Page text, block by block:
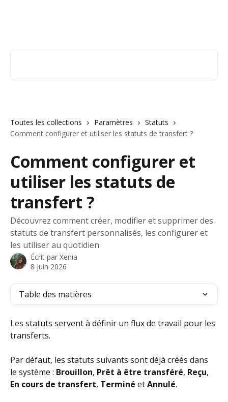
Toutes les collections Paramètres
Statuts
Comment configurer et utiliser les statuts de transfert ?
Comment configurer et
utiliser les statuts de
transfert ?
Découvrez comment créer, modifier et supprimer des
statuts de transfert personnalisés, les configurer et
les utiliser au quotidien
Écrit par Xenia
8 juin 2026
Table des matières
Les statuts servent à définir un flux de travail pour les
transferts.
Par défaut, les statuts suivants sont déjà créés dans
le système : Brouillon, Prêt à être transféré, Reçu,
En cours de transfert, Terminé et Annulé.